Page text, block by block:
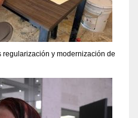
regularización y modernización de